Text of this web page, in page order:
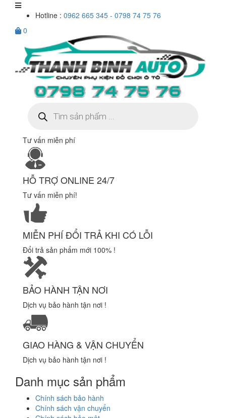
Hotline : 0962 665 345 - 0798 74 75 76
0
kiếm
sản
Tư vấn miễn phí
HỖ TRỢ ONLINE 24/7
Tư vấn miễn phí!
MIỄN PHÍ ĐỔI TRẢ KHI CÓ LỖI
Đổi trả sản phẩm mới 100% !
BẢO HÀNH TẬN NƠI
Dịch vụ bảo hành tận nơi !
GIAO HÀNG & VẬN CHUYỂN
Dịch vụ bảo hành tận nơi !
Danh mục sản phẩm
Chính sách bảo hành
Chính sách vận chuyển